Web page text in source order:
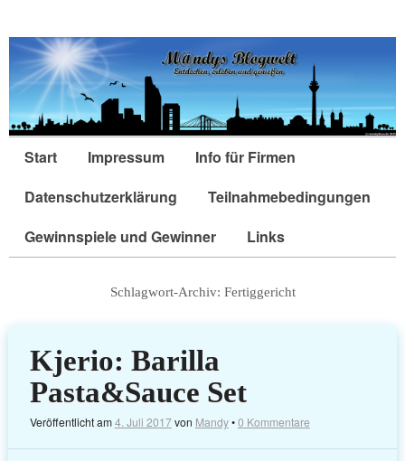
Start Impressum
Info für Firmen
Datenschutzerklärung
Teilnahmebedingungen
Gewinnspiele und Gewinner
Links
Schlagwort-Archiv: Fertiggericht
Kjerio: Barilla
Pasta&Sauce Set
Veröffentlicht am4. Juli 2017von Mandy•0 Kommentare